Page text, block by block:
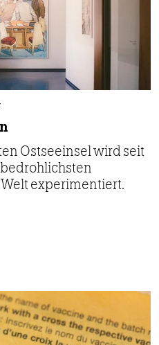
Ostseeinsel wird seit
experimentiert.